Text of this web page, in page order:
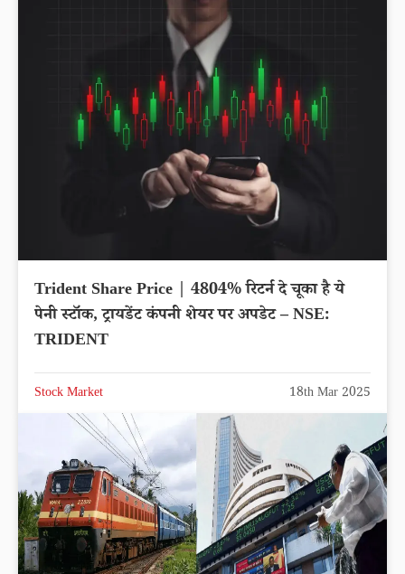
Trident Share Price | 4804% रिटर्न दे चूका है ये
पेनी स्टॉक, ट्रायडेंट कंपनी शेयर पर अपडेट – NSE:
TRIDENT
Stock Market 18th Mar 2025